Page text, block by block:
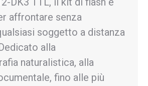
affrontare senza
soggetto a distanza
alla
naturalistica, alla
fino alle più